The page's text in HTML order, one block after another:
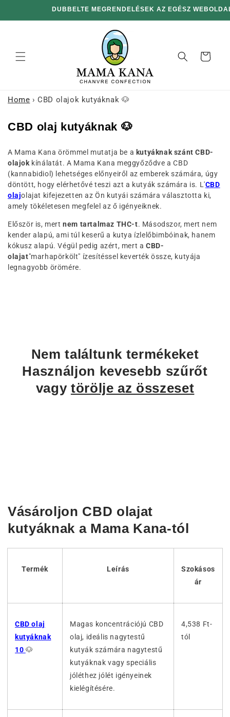
MINDEN 36,449 Ft-S VÁSÁRLÁS UTÁN 100 G
Kosár
Home › CBD olajok kutyáknak 🐶
G
ű
j
t
e
m
é
n
y
:
CBD olaj kutyáknak 🐶
A Mama Kana örömmel mutatja be a kutyáknak szánt CBD-
olajok kínálatát. A Mama Kana meggyőződve a CBD
(kannabidiol) lehetséges előnyeiről az emberek számára, úgy
döntött, hogy elérhetővé teszi azt a kutyák számára is. L'CBD
olajolajat kifejezetten az Ön kutyái számára választotta ki,
amely tökéletesen megfelel az ő igényeiknek.
Először is, mertnem tartalmaz THC-t. Másodszor, mert nem
kender alapú, ami túl keserű a kutya ízlelőbimbóinak, hanem
kókusz alapú. Végül pedig azért, mert aCBD-
olajat"marhapörkölt" ízesítéssel keverték össze, kutyája
legnagyobb örömére.
Nem találtunk termékeket
Használjon kevesebb szűrőt
vagy törölje az összeset
Vásároljon CBD olajat
kutyáknak a Mama Kana-tól
Termék Leírás
Szokásos
ár
CBD olaj
kutyáknak
10 🐶
Magas koncentrációjú CBD
olaj, ideális nagytestű
kutyák számára nagytestű
kutyáknak vagy speciális
jóléthez jólét igényeinek
kielégítésére.
4,538 Ft-
tól